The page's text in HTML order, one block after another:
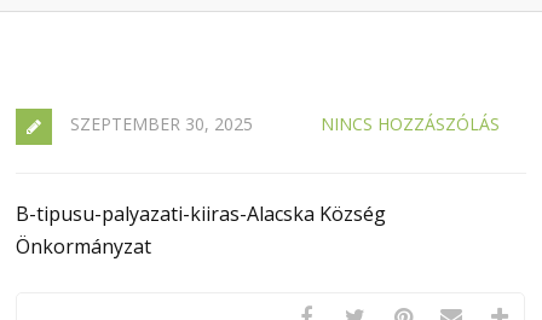
SZEPTEMBER 30, 2025 NINCS HOZZÁSZÓLÁS
B-tipusu-palyazati-kiiras-Alacska Község
Önkormányzat